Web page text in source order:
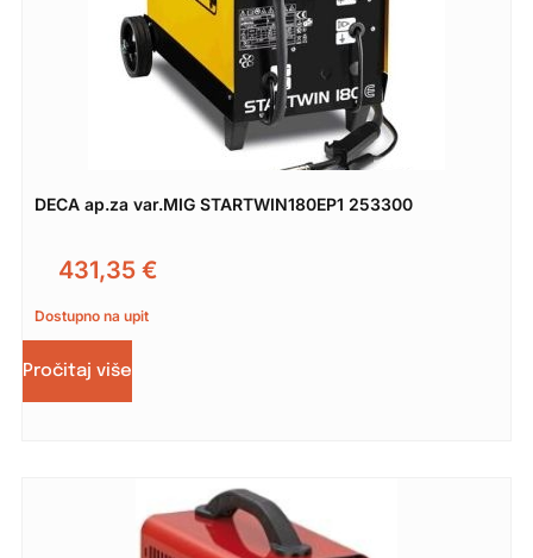
DECA ap.za var.MIG STARTWIN180EP1 253300
431,35 €
Dostupno na upit
Pročitaj više